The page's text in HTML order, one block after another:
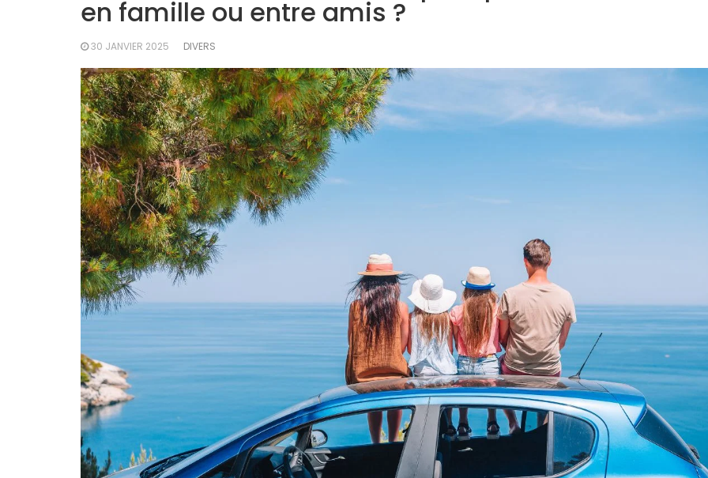
en famille ou entre amis ?
30 JANVIER 2025 DIVERS